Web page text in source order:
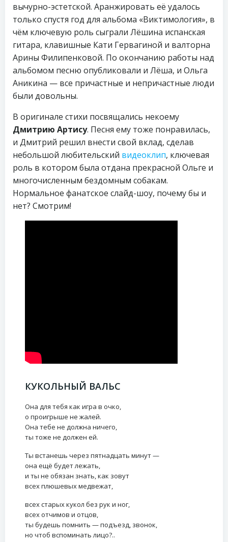
вычурно-эстетской. Аранжировать её удалось
только спустя год для альбома «Виктимология», в
чём ключевую роль сыграли Лёшина испанская
гитара, клавишные Кати Гервагиной и валторна
Арины Филипенковой. По окончанию работы над
альбомом песню опубликовали и Лёша, и Ольга
Аникина — все причастные и непричастные люди
были довольны.
В оригинале стихи посвящались некоему
Дмитрию Артису. Песня ему тоже понравилась,
и Дмитрий решил внести свой вклад, сделав
небольшой любительский видеоклип, ключевая
роль в котором была отдана прекрасной Ольге и
многочисленным бездомным собакам.
Нормальное фанатское слайд-шоу, почему бы и
нет? Смотрим!
КУКОЛЬНЫЙ ВАЛЬС
Она для тебя как игра в очко,
о проигрыше не жалей.
Она тебе не должна ничего,
ты тоже не должен ей.
Ты встанешь через пятнадцать минут —
она ещё будет лежать,
и ты не обязан знать, как зовут
всех плюшевых медвежат,
всех старых кукол без рук и ног,
всех отчимов и отцов,
ты будешь помнить — подъезд, звонок,
но чтоб вспоминать лицо?..